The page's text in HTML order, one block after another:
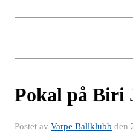
Pokal på Biri
Postet av Varpe Ballklubb den